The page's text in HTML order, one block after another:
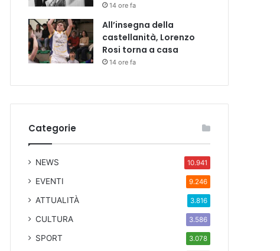
14 ore fa
All’insegna della
castellanità, Lorenzo
Rosi torna a casa
14 ore fa
Categorie
NEWS 10.941
EVENTI 9.246
ATTUALITÀ 3.816
CULTURA 3.586
SPORT 3.078